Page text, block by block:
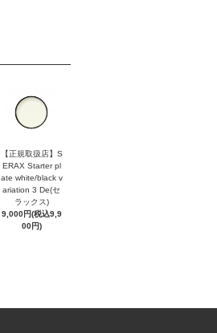
【正規取扱店】S
ERAX Starter pl
ate white/black v
ariation 3 De(セ
ラックス)
9,000円(税込9,9
00円)